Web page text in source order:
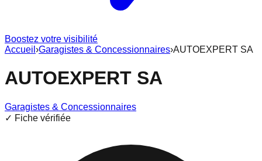
Boostez votre visibilité
Accueil ›Garagistes & Concessionnaires›AUTOEXPERT SA
AUTOEXPERT SA
Garagistes & Concessionnaires
✓ Fiche vérifiée